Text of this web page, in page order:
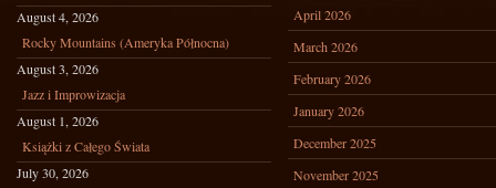
August 4, 2026
Rocky Mountains (Ameryka Północna)
August 3, 2026
Jazz i Improwizacja
August 1, 2026
Książki z Całego Świata
July 30, 2026
April 2026
March 2026
February 2026
January 2026
December 2025
November 2025